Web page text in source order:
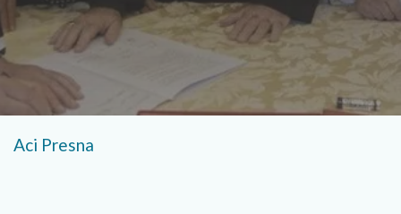
Aci Presna